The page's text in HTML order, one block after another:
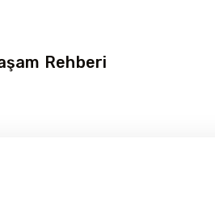
Rehberi